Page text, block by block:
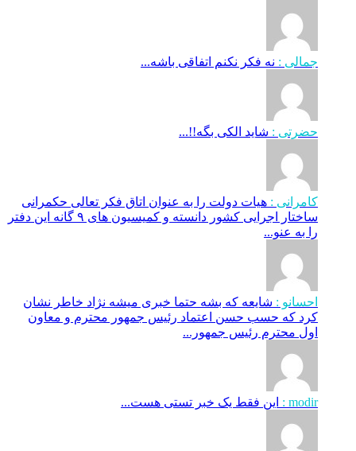
جمالی : نه فکر نکنم اتفاقی باشه...
حضرتی : شاید الکی بگه!!...
کامرانی : هیات دولت را به عنوان اتاق فکر تعالی حکمرانی
ساختار اجرایی کشور دانسته و کمیسیون های ۹ گانه این دفتر
را به عنو...
احسانو : شایعه که بشه حتما خبری میشه نژاد خاطر نشان
کرد که حسب حسن اعتماد رئیس جمهور محترم و معاون
اول محترم رئیس جمهور...
modir : این فقط یک خبر تستی هست...